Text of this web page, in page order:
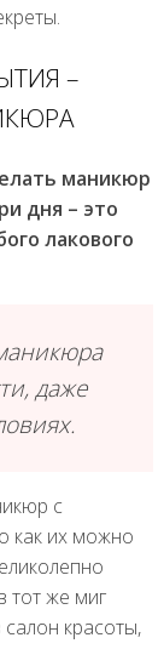
–
маникюр
дня – это
лакового
даже
с
как их можно
тот же миг
красоты,